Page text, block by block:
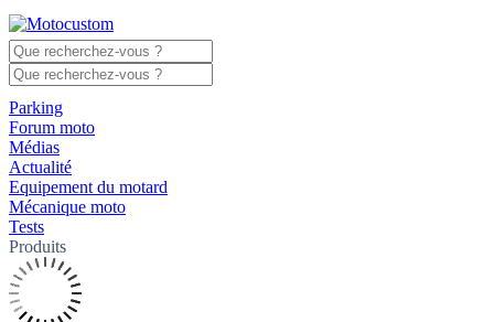
Parking
Forum moto
Médias
Actualité
Equipement du motard
Mécanique moto
Tests
Produits